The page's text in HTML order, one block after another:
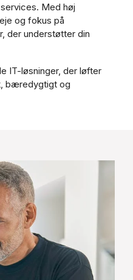
Med høj
og fokus på
der understøtter din
IT-løsninger, der løfter
bæredygtigt og